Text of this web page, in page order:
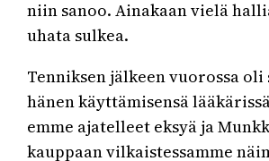
niin sanoo. Ainakaan vielä
uhata sulkea.
Tenniksen jälkeen vuorossa oli
hänen käyttämisensä
emme ajatelleet eksyä ja
kauppaan vilkaistessamme